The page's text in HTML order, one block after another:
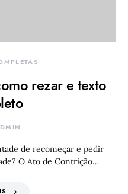
rezar e texto
de recomeçar e pedir
O Ato de Contrição…